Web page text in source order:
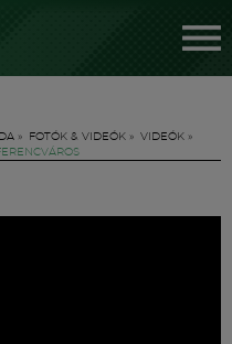
» FOTÓK & VIDEÓK » VIDEÓK »